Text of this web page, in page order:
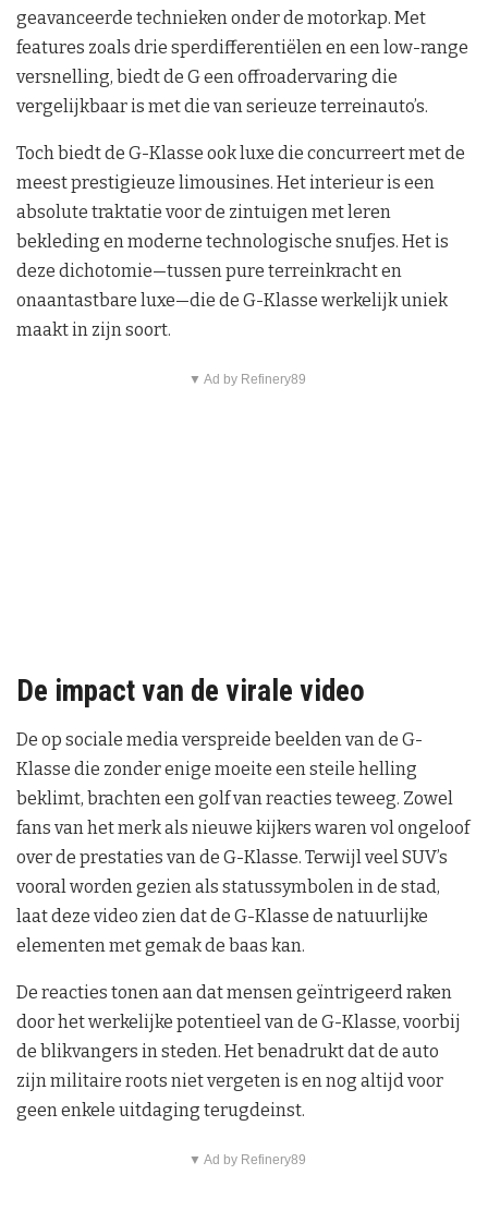
geavanceerde technieken onder de motorkap. Met
features zoals drie sperdifferentiëlen en een low-range
versnelling, biedt de G een offroadervaring die
vergelijkbaar is met die van serieuze terreinauto’s.
Toch biedt de G-Klasse ook luxe die concurreert met de
meest prestigieuze limousines. Het interieur is een
absolute traktatie voor de zintuigen met leren
bekleding en moderne technologische snufjes. Het is
deze dichotomie—tussen pure terreinkracht en
onaantastbare luxe—die de G-Klasse werkelijk uniek
maakt in zijn soort.
▼ Ad by Refinery89
De impact van de virale video
De op sociale media verspreide beelden van de G-
Klasse die zonder enige moeite een steile helling
beklimt, brachten een golf van reacties teweeg. Zowel
fans van het merk als nieuwe kijkers waren vol ongeloof
over de prestaties van de G-Klasse. Terwijl veel SUV’s
vooral worden gezien als statussymbolen in de stad,
laat deze video zien dat de G-Klasse de natuurlijke
elementen met gemak de baas kan.
De reacties tonen aan dat mensen geïntrigeerd raken
door het werkelijke potentieel van de G-Klasse, voorbij
de blikvangers in steden. Het benadrukt dat de auto
zijn militaire roots niet vergeten is en nog altijd voor
geen enkele uitdaging terugdeinst.
▼ Ad by Refinery89